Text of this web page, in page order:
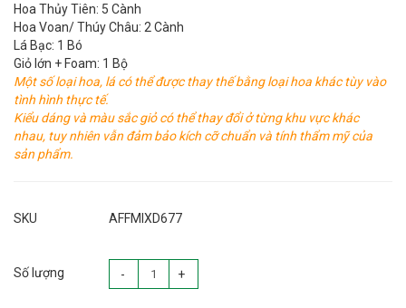
Hoa Thủy Tiên: 5 Cành
Hoa Voan/ Thúy Châu: 2 Cành
Lá Bạc: 1 Bó
Giỏ lớn + Foam: 1 Bộ
Một số loại hoa, lá có thể được thay thế bằng loại hoa khác tùy vào
tình hình thực tế.
Kiểu dáng và màu sắc giỏ có thể thay đổi ở từng khu vực khác
nhau, tuy nhiên vẫn đảm bảo kích cỡ chuẩn và tính thẩm mỹ của
sản phẩm.
SKU AFFMIXD677
Số lượng - +